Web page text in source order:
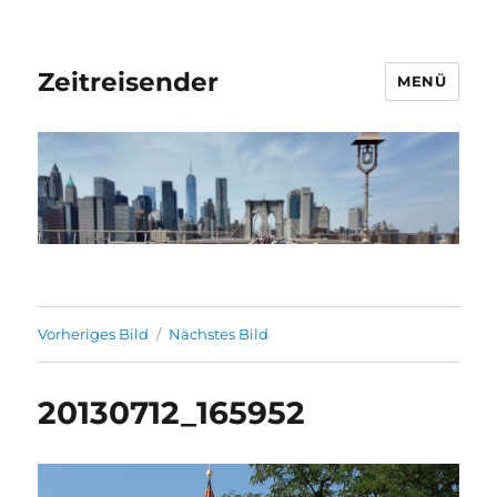
Zeitreisender MENÜ
Vorheriges Bild Nächstes Bild
20130712_165952